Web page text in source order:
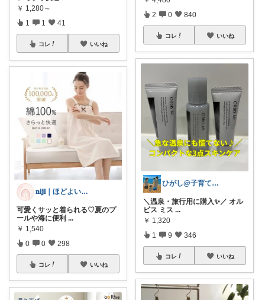
￥ 1,280～
1 1 41
コレ いいね
𝐧𝐢𝐣𝐢｜ほどよい華を、暮らしに
可愛くサッと着られる♡夏のプ
ールや海に便利 ...
￥ 1,540
0 0 298
コレ いいね
2 0 840
コレ いいね
ひがし@子育て夫婦の役立ちアイテム
＼温泉・旅行用に購入✨／ オル
ビス ミス ...
￥ 1,320
1 9 346
コレ いいね